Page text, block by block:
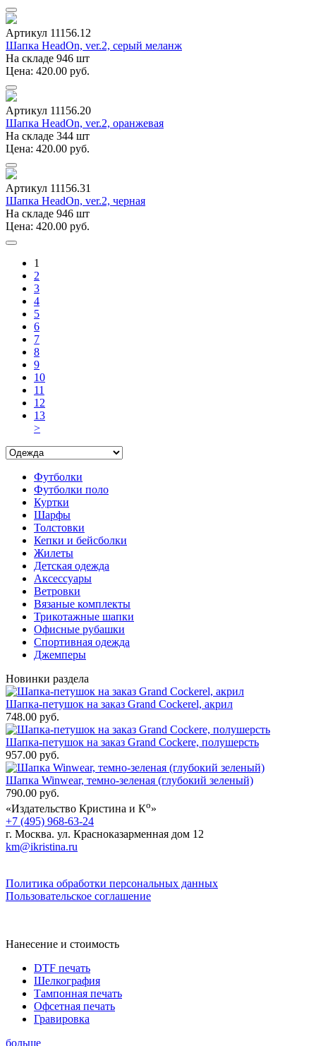
Артикул 11156.12
Шапка HeadOn, ver.2, серый меланж
На складе 946 шт
Цена: 420.00 руб.
Артикул 11156.20
Шапка HeadOn, ver.2, оранжевая
На складе 344 шт
Цена: 420.00 руб.
Артикул 11156.31
Шапка HeadOn, ver.2, черная
На складе 946 шт
Цена: 420.00 руб.
1
2
3
4
5
6
7
8
9
10
11
12
13
>
Футболки
Футболки поло
Куртки
Шарфы
Толстовки
Кепки и бейсболки
Жилеты
Детская одежда
Аксессуары
Ветровки
Вязаные комплекты
Трикотажные шапки
Офисные рубашки
Спортивная одежда
Джемперы
Новинки раздела
Шапка-петушок на заказ Grand Cockerel, акрил
748.00 руб.
Шапка-петушок на заказ Grand Cockere, полушерсть
957.00 руб.
Шапка Winwear, темно-зеленая (глубокий зеленый)
790.00 руб.
«Издательство Кристина и Ко»
+7 (495) 968-63-24
г. Москва. ул. Красноказарменная дом 12
km@ikristina.ru
Политика обработки персональных данных
Пользовательское соглашение
Нанесение и стоимость
DTF печать
Шелкография
Тампонная печать
Офсетная печать
Гравировка
больше